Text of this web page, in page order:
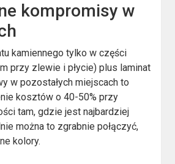
kompromisy w
kamiennego tylko w części
przy zlewie i płycie) plus laminat
w pozostałych miejscach to
kosztów o 40-50% przy
tam, gdzie jest najbardziej
można to zgrabnie połączyć,
kolory.